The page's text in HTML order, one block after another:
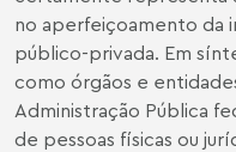
no aperfeiçoamento da
público-privada. Em
como órgãos e
Administração Pública
de pessoas físicas ou